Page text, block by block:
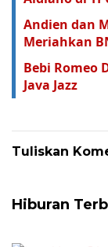
Andien dan
Meriahkan
Bebi Romeo
Java Jazz
Tuliskan
Hiburan